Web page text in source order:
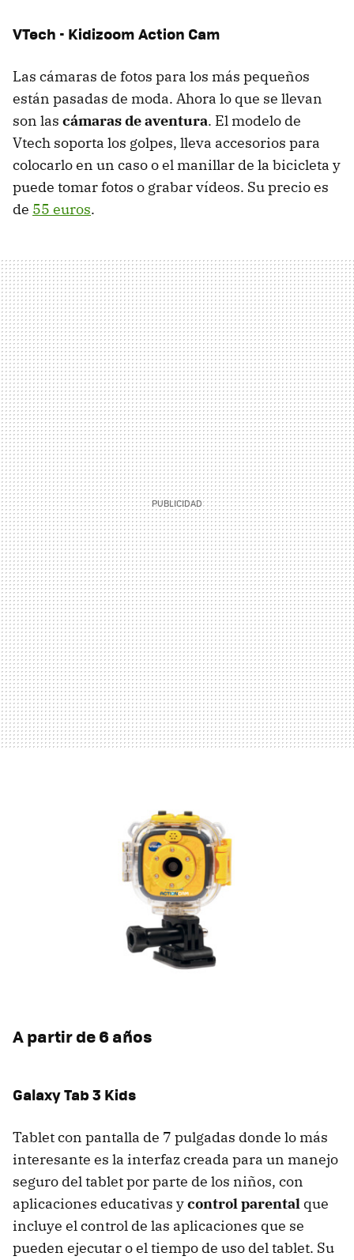
VTech - Kidizoom Action Cam
Las cámaras de fotos para los más pequeños
están pasadas de moda. Ahora lo que se llevan
son las cámaras de aventura. El modelo de
Vtech soporta los golpes, lleva accesorios para
colocarlo en un caso o el manillar de la bicicleta y
puede tomar fotos o grabar vídeos. Su precio es
de 55 euros.
A partir de 6 años
Galaxy Tab 3 Kids
Tablet con pantalla de 7 pulgadas donde lo más
interesante es la interfaz creada para un manejo
seguro del tablet por parte de los niños, con
aplicaciones educativas ycontrol parental que
incluye el control de las aplicaciones que se
pueden ejecutar o el tiempo de uso del tablet. Su